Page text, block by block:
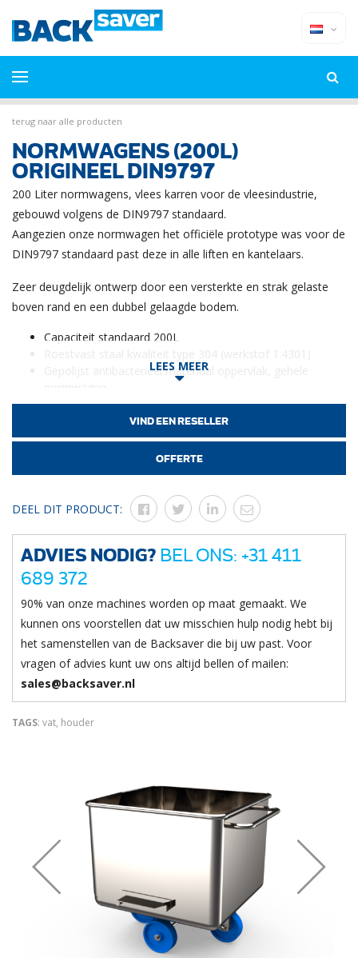
terug naar alle producten
NORMWAGENS (200L)
ORIGINEEL DIN9797
200 Liter normwagens, vlees karren voor de vleesindustrie,
gebouwd volgens de DIN9797 standaard.
Aangezien onze normwagen het officiële prototype was voor de
DIN9797 standaard past deze in alle liften en kantelaars.
Zeer deugdelijk ontwerp door een versterkte en strak gelaste
boven rand en een dubbel gelaagde bodem.
Capaciteit standaard 200L
Gepolijst antibacterieel materiaal oppervlak, gehele
Verstevigde slijtvaste bodem
Diverse afmetingen beschikbaar, waaronder 120L, 200L
en 300L
Plaatdikte 2mm, bodem 5mm
Ook geperforeerde varianten en afwijkende maten
Wij hebben een kleine voorraad in Boxtel, Nederland. Grotere
orders worden verscheept vanuit Kågeröd, Zweden.
LEES MEER
VIND EEN RESELLER
OFFERTE
DEEL DIT PRODUCT:
ADVIES NODIG? BEL ONS: +31 411
689 372
90% van onze machines worden op maat gemaakt. We
kunnen ons voorstellen dat uw misschien hulp nodig hebt bij
het samenstellen van de Backsaver die bij uw past. Voor
vragen of advies kunt uw ons altijd bellen of mailen:
sales@backsaver.nl
TAGS: vat, houder